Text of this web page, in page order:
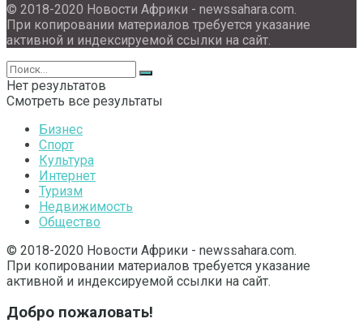
© 2018-2020 Новости Африки - newssahara.com.
При копировании материалов требуется указание
активной и индексируемой ссылки на сайт.
Нет результатов
Смотреть все результаты
Бизнес
Спорт
Культура
Интернет
Туризм
Недвижимость
Общество
© 2018-2020 Новости Африки - newssahara.com.
При копировании материалов требуется указание
активной и индексируемой ссылки на сайт.
Добро пожаловать!